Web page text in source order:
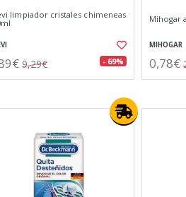
limpiador cristales chimeneas
9,29€ - 69%
Mihogar
MIHOGAR
0,78€